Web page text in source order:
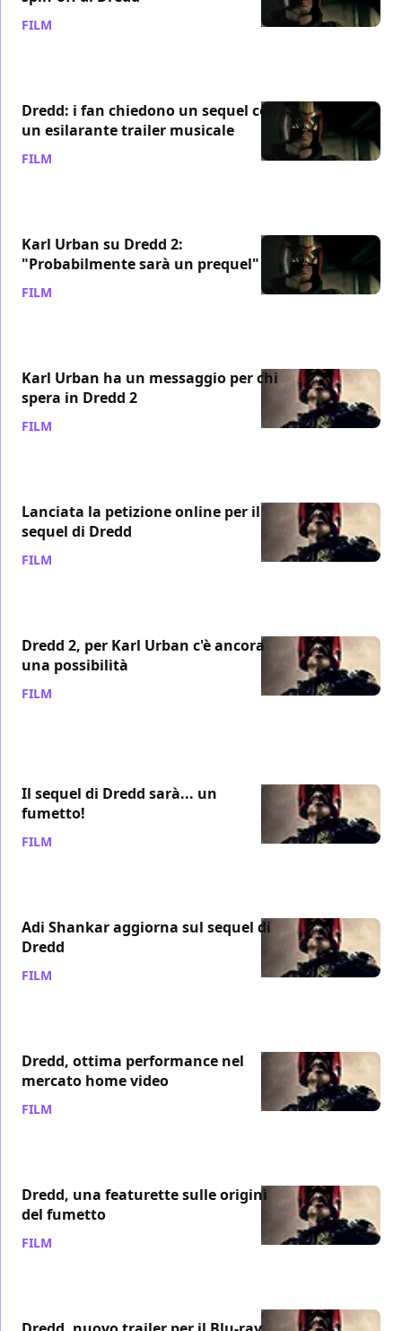
FILM
Dredd: i fan chiedono un sequel con
un esilarante trailer musicale
FILM
Karl Urban su Dredd 2:
"Probabilmente sarà un prequel"
FILM
Karl Urban ha un messaggio per chi
spera in Dredd 2
FILM
Lanciata la petizione online per il
sequel di Dredd
FILM
Dredd 2, per Karl Urban c'è ancora
una possibilità
FILM
Il sequel di Dredd sarà... un
fumetto!
FILM
Adi Shankar aggiorna sul sequel di
Dredd
FILM
Dredd, ottima performance nel
mercato home video
FILM
Dredd, una featurette sulle origini
del fumetto
FILM